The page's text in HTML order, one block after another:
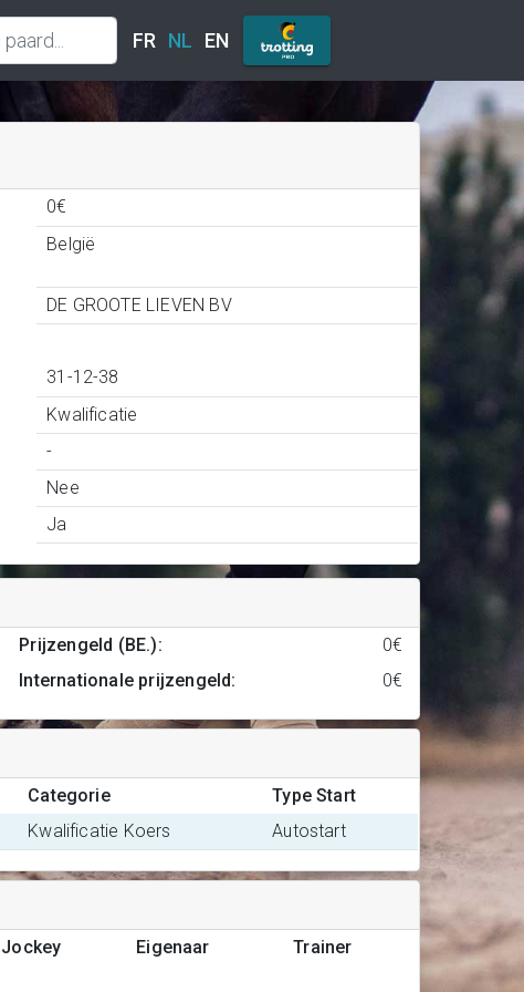
FR NL EN
0€
België
DE GROOTE LIEVEN BV
31-12-38
Kwalificatie
-
Nee
Ja
Prijzengeld (BE.):
0€
Internationale prijzengeld: 0€
Categorie
Type Start
Kwalificatie Koers Autostart
Jockey Eigenaar
Trainer